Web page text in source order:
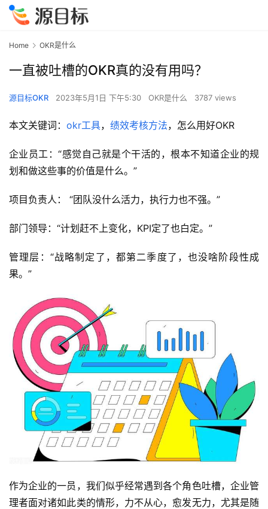
Home OKR是什么
一直被吐槽的OKR真的没有用吗？
源目标OKR 2023年5月1日 下午5:30 OKR是什么 3787 views
本文关键词： okr工具， 绩效考核方法，怎么用好OKR
企业员工：“感觉自己就是个干活的，根本不知道企业的规
划和做这些事的价值是什么。”
项目负责人： “团队没什么活力，执行力也不强。”
部门领导：“计划赶不上变化，KPI定了也白定。”
管理层：“战略制定了，都第二季度了，也没啥阶段性成
果。”
作为企业的一员，我们似乎经常遇到各个角色吐槽，企业管
理者面对诸如此类的情形，力不从心，愈发无力，尤其是随